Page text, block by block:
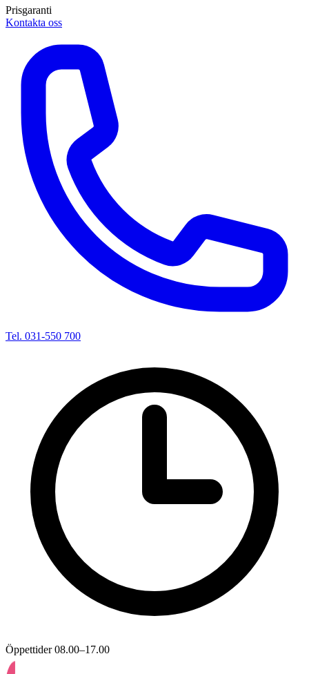
Prisgaranti
Kontakta oss
Tel. 031-550 700
Öppettider 08.00–17.00